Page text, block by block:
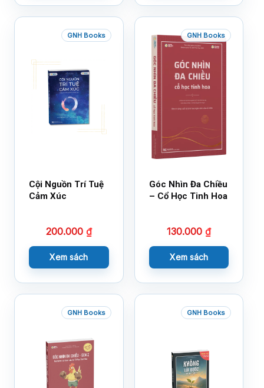
GNH Books
Cội Nguồn Trí Tuệ
Cảm Xúc
200.000 ₫
Xem sách
GNH Books
Góc Nhìn Đa Chiều
– Cổ Học Tinh Hoa
130.000 ₫
Xem sách
GNH Books GNH Books